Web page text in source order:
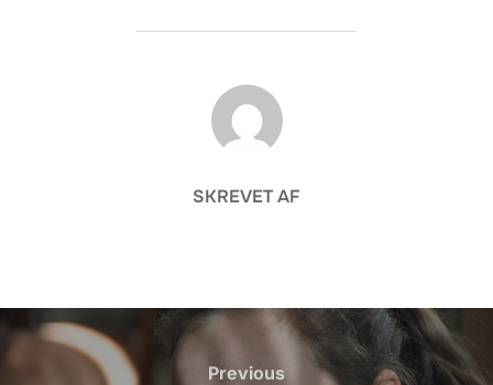
FORFATTER
SKREVET AF
Indlægsnavigation
Previous
Previous